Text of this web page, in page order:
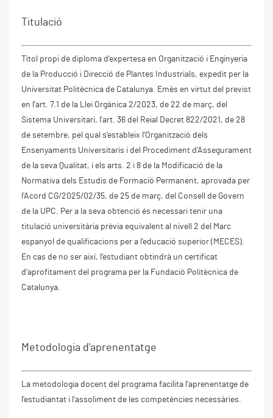
Titulació
Títol propi de diploma d'expertesa en Organització i Enginyeria
de la Producció i Direcció de Plantes Industrials, expedit per la
Universitat Politècnica de Catalunya. Emès en virtut del previst
en l'art. 7.1 de la Llei Orgànica 2/2023, de 22 de març, del
Sistema Universitari, l'art. 36 del Reial Decret 822/2021, de 28
de setembre, pel qual s'estableix l'Organització dels
Ensenyaments Universitaris i del Procediment d'Assegurament
de la seva Qualitat, i els arts. 2 i 8 de la Modificació de la
Normativa dels Estudis de Formació Permanent, aprovada per
l'Acord CG/2025/02/35, de 25 de març, del Consell de Govern
de la UPC. Per a la seva obtenció és necessari tenir una
titulació universitària prèvia equivalent al nivell 2 del Marc
espanyol de qualificacions per a l'educació superior (MECES).
En cas de no ser així, l'estudiant obtindrà un certificat
d'aprofitament del programa per la Fundació Politècnica de
Catalunya.
Metodologia d'aprenentatge
La metodologia docent del programa facilita l'aprenentatge de
l'estudiantat i l'assoliment de les competències necessàries.